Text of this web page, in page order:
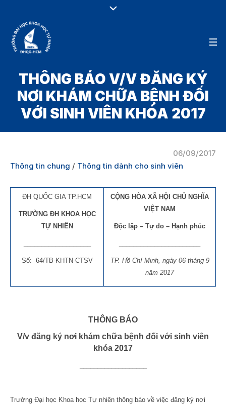
THÔNG BÁO V/V ĐĂNG KÝ
NƠI KHÁM CHỮA BỆNH ĐỐI
VỚI SINH VIÊN KHÓA 2017
06/09/2017
Thông tin chung / Thông tin dành cho sinh viên
ĐH QUỐC GIA TP.HCM
TRƯỜNG ĐH KHOA HỌC
TỰ NHIÊN
Số: 64/TB-KHTN-CTSV
CỘNG HÒA XÃ HỘI CHỦ NGHĨA
VIỆT NAM
Độc lập – Tự do – Hạnh phúc
TP. Hồ Chí Minh, ngày 06 tháng 9
năm 2017
THÔNG BÁO
V/v đăng ký nơi khám chữa bệnh đối với sinh viên
khóa 2017
Trường Đại học Khoa học Tự nhiên thông báo về việc đăng ký nơi